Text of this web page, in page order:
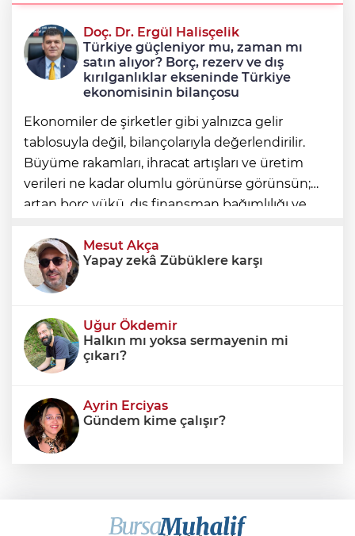
12 maddelik 'çerçeve yasa' teklifinin tam
metni
Doç. Dr. Ergül Halisçelik
Türkiye güçleniyor mu, zaman mı
satın alıyor? Borç, rezerv ve dış
kırılganlıklar ekseninde Türkiye
ekonomisinin bilançosu
Ekonomiler de şirketler gibi yalnızca gelir
tablosuyla değil, bilançolarıyla değerlendirilir.
Büyüme rakamları, ihracat artışları ve üretim
verileri ne kadar olumlu görünürse görünsün;
artan borç yükü, dış finansman bağımlılığı ve
alınmadığında ortaya eksik
Mesut Akça
Yapay zekâ Zübüklere karşı
Uğur Ökdemir
Halkın mı yoksa sermayenin mi
çıkarı?
Ayrin Erciyas
Gündem kime çalışır?
Savaşların gölgesinde engellilik,
doğa ve kaybedilen gelecek